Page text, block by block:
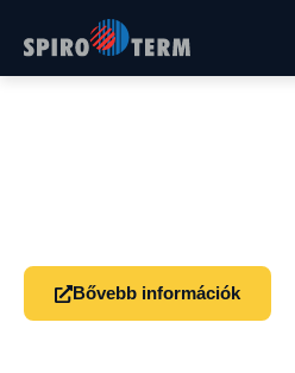
Bővebb információk